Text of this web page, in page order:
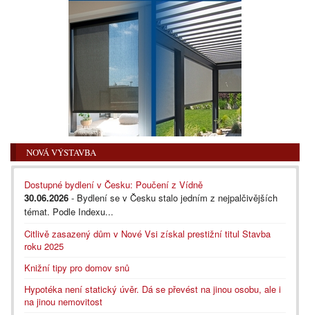
NOVÁ VÝSTAVBA
Dostupné bydlení v Česku: Poučení z Vídně
30.06.2026 - Bydlení se v Česku stalo jedním z nejpalčivějších
témat. Podle Indexu...
Citlivě zasazený dům v Nové Vsi získal prestižní titul Stavba
roku 2025
Knižní tipy pro domov snů
Hypotéka není statický úvěr. Dá se převést na jinou osobu, ale i
na jinou nemovitost